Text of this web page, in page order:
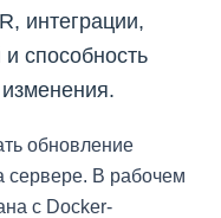
интеграции,
и способность
обновление
сервере. В рабочем
с Docker-